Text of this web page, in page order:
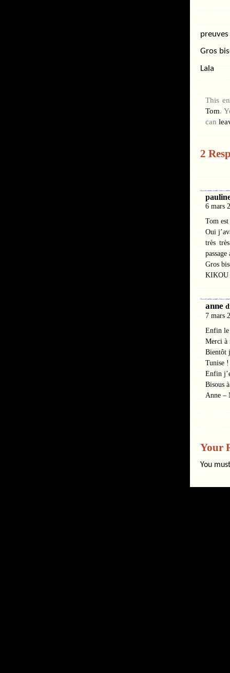
Gros
Lala
This
Tom.
can
2
6 mars
Tom
Oui
très
Gros
KIKOU
anne
7 mars
Enfin le
Merci
Bientôt
Tunise !
Enfin
Bisous
Anne –
Your
You